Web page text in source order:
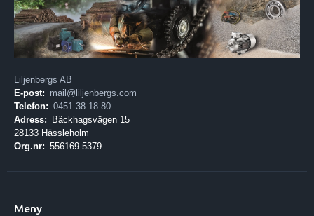
Liljenbergs AB
E-post: mail@liljenbergs.com
Telefon: 0451-38 18 80
Adress:
Bäckhagsvägen 15
28133 Hässleholm
Org.nr: 556169-5379
Meny